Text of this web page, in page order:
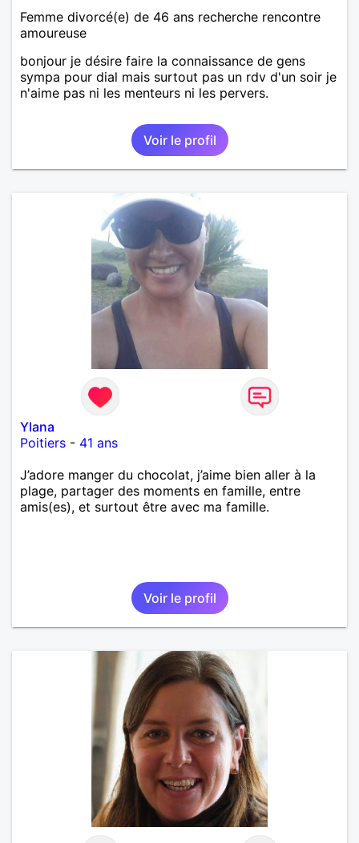
Femme divorcé(e) de 46 ans recherche rencontre
amoureuse
bonjour je désire faire la connaissance de gens
sympa pour dial mais surtout pas un rdv d'un soir je
n'aime pas ni les menteurs ni les pervers.
Voir le profil
Ylana
Poitiers - 41 ans
J’adore manger du chocolat, j’aime bien aller à la
plage, partager des moments en famille, entre
amis(es), et surtout être avec ma famille.
Voir le profil